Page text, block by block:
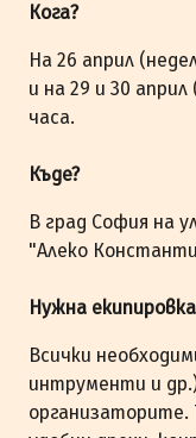
Кога?
На 26 април
и на 29 и 30
часа.
Къде?
В град София на
"Алеко
Нужна
Всички
интрументи и
организаторите.